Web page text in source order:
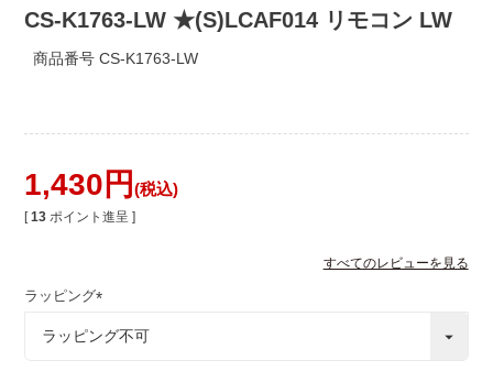
CS-K1763-LW ★(S)LCAF014 リモコン LW
商品番号 CS-K1763-LW
1,430 税込
[ 13 ポイント進呈 ]
すべてのレビューを見る
ラッピング
必